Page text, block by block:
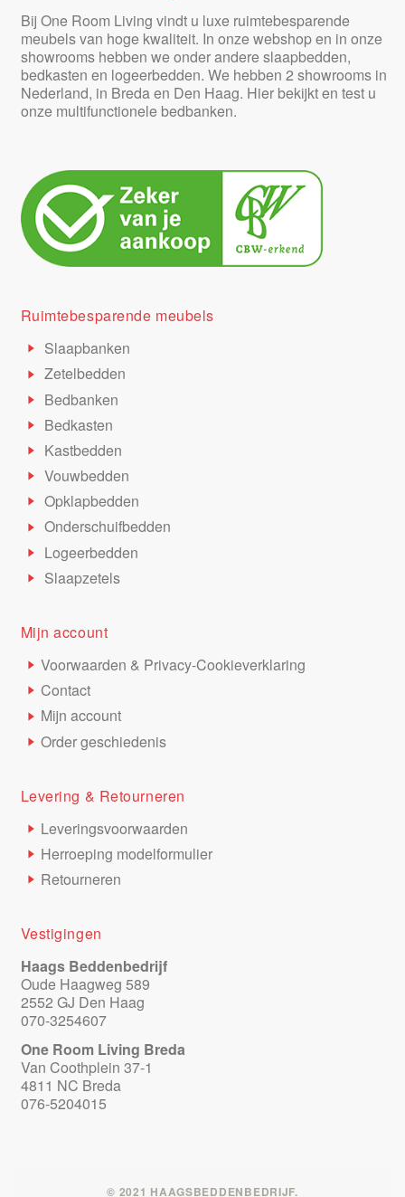
Bij One Room Living vindt u luxe ruimtebesparende
meubels van hoge kwaliteit. In onze webshop en in onze
showrooms hebben we onder andere slaapbedden,
bedkasten en logeerbedden. We hebben 2 showrooms in
Nederland, in Breda en Den Haag. Hier bekijkt en test u
onze multifunctionele bedbanken.
Ruimtebesparende meubels
Slaapbanken
Zetelbedden
Bedbanken
Bedkasten
Kastbedden
Vouwbedden
Opklapbedden
Onderschuifbedden
Logeerbedden
Slaapzetels
Mijn account
Voorwaarden & Privacy-Cookieverklaring
Contact
Mijn account
Order geschiedenis
Levering & Retourneren
Leveringsvoorwaarden
Herroeping modelformulier
Retourneren
Vestigingen
Haags Beddenbedrijf
Oude Haagweg 589
2552 GJ Den Haag
070-3254607
One Room Living Breda
Van Coothplein 37-1
4811 NC Breda
076-5204015
© 2021 HAAGSBEDDENBEDRIJF.